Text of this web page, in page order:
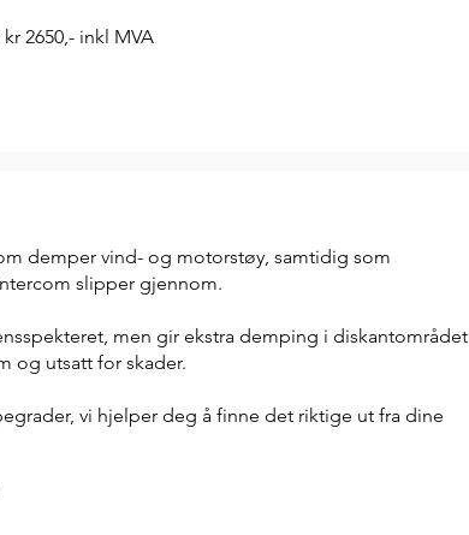
2650,- inkl MVA
demper vind- og motorstøy, samtidig som
slipper gjennom.
men gir ekstra demping i diskantområdet
og utsatt for skader.
vi hjelper deg å finne det riktige ut fra dine